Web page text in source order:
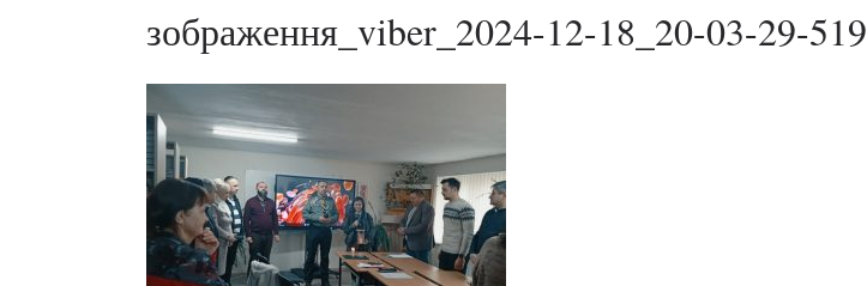
зображення_viber_2024-12-18_20-03-29-519